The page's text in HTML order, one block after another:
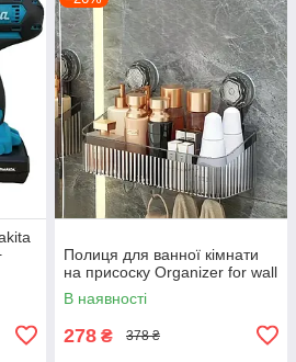
Полиця для ванної кімнати
на присоску Organizer for wall
В наявності
278 ₴ 378 ₴